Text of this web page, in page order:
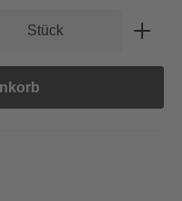
gewünschten
Stück